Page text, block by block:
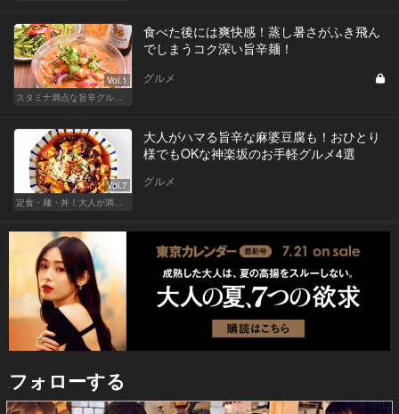
Vol.1
スタミナ満点な旨辛グルメが旨い！東京の人気店へ
食べた後には爽快感！蒸し暑さがふき飛ん
でしまうコク深い旨辛麺！
グルメ
Vol.7
定食・麺・丼！大人が満足できるサクッとグルメ
大人がハマる旨辛な麻婆豆腐も！おひとり
様でもOKな神楽坂のお手軽グルメ4選
グルメ
フォローする